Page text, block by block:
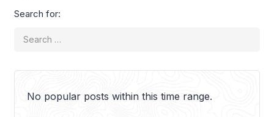
pembelian stok, pembayaran biaya
karyawan. Jika seluruh transaksi
mengetahui kondisi […]
Search for:
No popular posts within this time range.